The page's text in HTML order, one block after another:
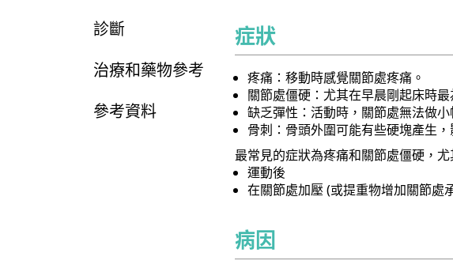
診斷
治療和藥物參考
參考資料
症狀
疼痛：移動時感覺關節處疼痛。
關節處僵硬：尤其在早晨剛起床時
缺乏彈性：活動時，關節處無法做小
骨刺：骨頭外圍可能有些硬塊產生
最常見的症狀為疼痛和關節處僵硬，
運動後
在關節處加壓 (或提重物增加關節處
病因